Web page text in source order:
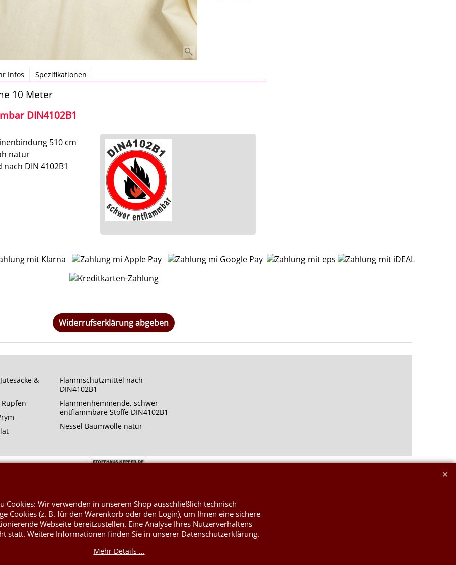
Infos Spezifikationen
10 Meter
DIN4102B1
510 cm
natur
DIN 4102B1
Widerrufserklärung abgeben
&
Rupfen
Flammschutzmittel nach
DIN4102B1
Flammenhemmende, schwer
entflammbare Stoffe DIN4102B1
Nessel Baumwolle natur
WebShop erstellt mit ShopFactory Shop Software.
Cookies: Wir verwenden in unserem Shop ausschließlich technisch
Cookies (z. B. für den Warenkorb oder den Login), um Ihnen eine sichere
Webseite bereitzustellen. Eine Analyse Ihres Nutzerverhaltens
statt. Weitere Informationen finden Sie in unserer Datenschutzerklärung.
Mehr Details ...